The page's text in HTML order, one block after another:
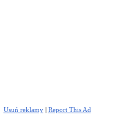
Usuń reklamy| Report This Ad